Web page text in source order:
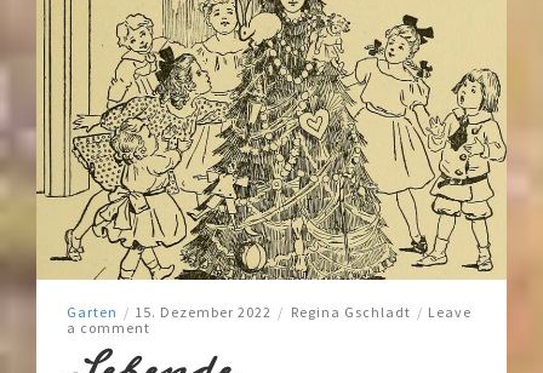
Garten / 15. Dezember 2022 / Regina Gschladt / Leave
a comment